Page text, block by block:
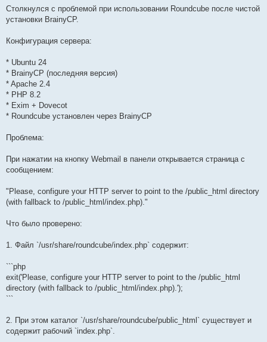
Столкнулся с проблемой при использовании Roundcube после чистой
установки BrainyCP.
Конфигурация сервера:
* Ubuntu 24
* BrainyCP (последняя версия)
* Apache 2.4
* PHP 8.2
* Exim + Dovecot
* Roundcube установлен через BrainyCP
Проблема:
При нажатии на кнопку Webmail в панели открывается страница с
сообщением:
"Please, configure your HTTP server to point to the /public_html directory
(with fallback to /public_html/index.php)."
Что было проверено:
1. Файл `/usr/share/roundcube/index.php` содержит:
```php
exit('Please, configure your HTTP server to point to the /public_html
directory (with fallback to /public_html/index.php).');
```
2. При этом каталог `/usr/share/roundcube/public_html` существует и
содержит рабочий `index.php`.